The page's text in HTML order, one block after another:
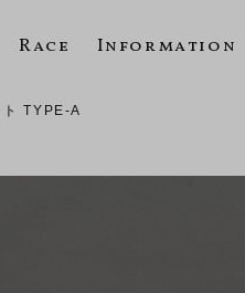
Race Information
ト TYPE-A